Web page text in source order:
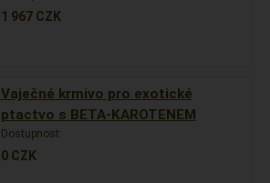
1 967 CZK
Vaječné krmivo pro exotické
ptactvo s BETA-KAROTENEM
Dostupnost:
0 CZK